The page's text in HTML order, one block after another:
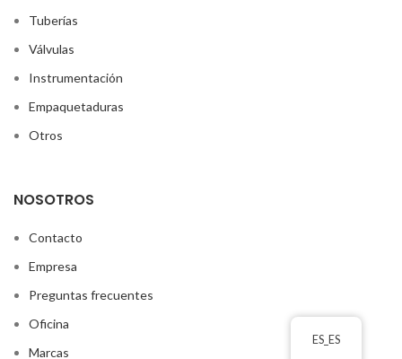
Tuberías
Válvulas
Instrumentación
Empaquetaduras
Otros
NOSOTROS
Contacto
Empresa
Preguntas frecuentes
Oficina
Marcas
ES_ES